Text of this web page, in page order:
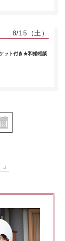
8/15 （土）
ット付き★和婚相談